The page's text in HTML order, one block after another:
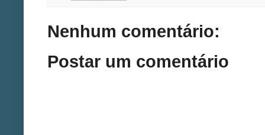
Nenhum comentário:
Postar um comentário